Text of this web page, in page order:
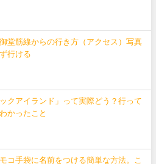
堂筋線からの行き方（アクセス）写真
行ける
ックアイランド」って実際どう？行って
かったこと
コ手袋に名前をつける簡単な方法。こ